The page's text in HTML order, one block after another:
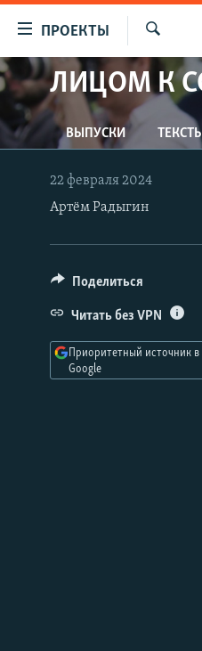
упрощенного
доступа
Вернуться
к
основному
содержанию
Вернутся
навигации
Вернутся
ПРОЕКТЫ
ПРОГРАММЫ
ПОДКАСТЫ
АВТОРСКИЕ ПРОЕКТЫ
ЦИТАТЫ СВОБОДЫ
МНЕНИЯ
КУЛЬТУРА
IDEL.РЕАЛИИ
КАВКАЗ.РЕАЛИИ
СЕВЕР.РЕАЛИИ
СИБИРЬ.РЕАЛИИ
Искать
ЛИЦОМ К
ВЫПУСКИ ТЕКСТЫ
22 февраля 2024
Артём Радыгин
Поделиться
Читать без VPN
Приоритетный источник в
Google